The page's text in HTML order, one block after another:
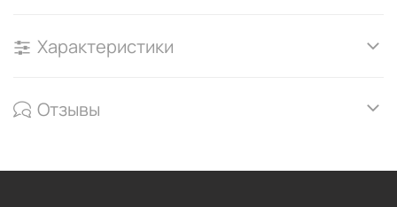
Характеристики
Отзывы